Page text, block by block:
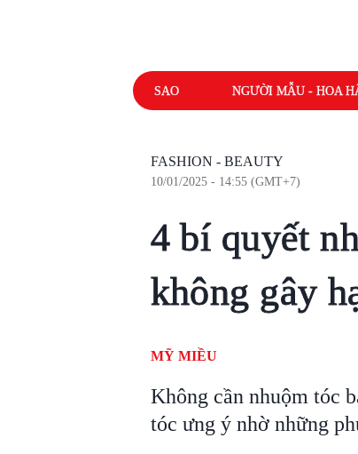
SAO NGƯỜI MẪU - HOA
FASHION - BEAUTY
10/01/2025 - 14:55 (GMT+7)
4 bí quyết
không gây
MỸ MIỀU
Không cần nhuộm tóc
tóc ưng ý nhờ những